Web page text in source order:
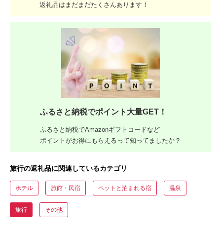
返礼品はまだまだたくさんあります！
ふるさと納税でポイント大量GET！
ふるさと納税でAmazonギフトコードなど
ポイントがお得にもらえるって知ってましたか？
旅行の返礼品に関連しているカテゴリ
ホテル 旅館・民宿 ペットと泊まれる宿 温泉
旅行 その他